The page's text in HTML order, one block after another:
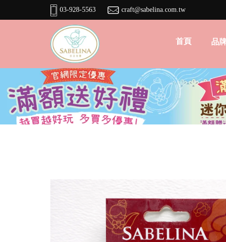
03-928-5563 craft@sabelina.com.tw
首頁 品